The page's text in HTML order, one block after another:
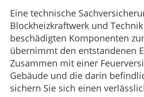
Eine technische
Blockheizkraftwerk und
beschädigten Komponenten
übernimmt den entstandenen
Zusammen mit einer
Gebäude und die darin
sichern Sie sich einen